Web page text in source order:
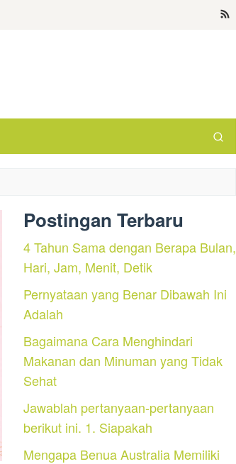
Postingan Terbaru
4 Tahun Sama dengan Berapa Bulan,
Hari, Jam, Menit, Detik
Pernyataan yang Benar Dibawah Ini
Adalah
Bagaimana Cara Menghindari
Makanan dan Minuman yang Tidak
Sehat
Jawablah pertanyaan-pertanyaan
berikut ini. 1. Siapakah
Mengapa Benua Australia Memiliki